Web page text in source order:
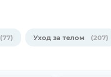
(77) Уход за телом (207)